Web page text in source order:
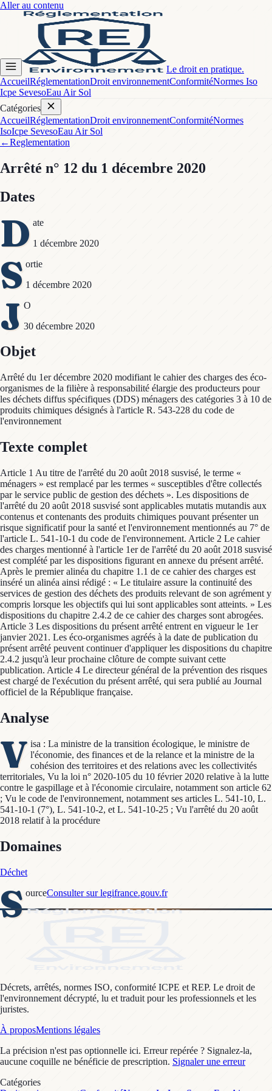
Aller au contenu
Le droit en pratique.
AccueilRéglementationDroit environnementConformitéNormes Iso
Icpe SevesoEau Air Sol
Catégories
AccueilRéglementationDroit environnementConformitéNormes
IsoIcpe SevesoEau Air Sol
←Reglementation
Arrêté n° 12 du 1 décembre 2020
Dates
D ate
1 décembre 2020
S ortie
1 décembre 2020
J O
30 décembre 2020
Objet
Arrêté du 1er décembre 2020 modifiant le cahier des charges des éco-
organismes de la filière à responsabilité élargie des producteurs pour
les déchets diffus spécifiques (DDS) ménagers des catégories 3 à 10 de
produits chimiques désignés à l'article R. 543-228 du code de
l'environnement
Texte complet
Article 1 Au titre de l'arrêté du 20 août 2018 susvisé, le terme «
ménagers » est remplacé par les termes « susceptibles d'être collectés
par le service public de gestion des déchets ». Les dispositions de
l'arrêté du 20 août 2018 susvisé sont applicables mutatis mutandis aux
contenus et contenants des produits chimiques pouvant présenter un
risque significatif pour la santé et l'environnement mentionnés au 7° de
l'article L. 541-10-1 du code de l'environnement. Article 2 Le cahier
des charges mentionné à l'article 1er de l'arrêté du 20 août 2018 susvisé
est complété par les dispositions figurant en annexe du présent arrêté.
Après le premier alinéa du chapitre 1.1 de ce cahier des charges est
inséré un alinéa ainsi rédigé : « Le titulaire assure la continuité des
services de gestion des déchets des produits relevant de son agrément y
compris lorsque les objectifs qui lui sont applicables sont atteints. » Les
dispositions du chapitre 2.4.2 de ce cahier des charges sont abrogées.
Article 3 Les dispositions du présent arrêté entrent en vigueur le 1er
janvier 2021. Les éco-organismes agréés à la date de publication du
présent arrêté peuvent continuer d'appliquer les dispositions du chapitre
2.4.2 jusqu'à leur prochaine clôture de compte suivant cette
publication. Article 4 Le directeur général de la prévention des risques
est chargé de l'exécution du présent arrêté, qui sera publié au Journal
officiel de la République française.
Analyse
V isa : La ministre de la transition écologique, le ministre de
l'économie, des finances et de la relance et la ministre de la
cohésion des territoires et des relations avec les collectivités
territoriales, Vu la loi n° 2020-105 du 10 février 2020 relative à la lutte
contre le gaspillage et à l'économie circulaire, notamment son article 62
; Vu le code de l'environnement, notamment ses articles L. 541-10, L.
541-10-1 (7°), L. 541-10-2, et L. 541-10-25 ; Vu l'arrêté du 20 août
2018 relatif à la procédure
Domaines
Déchet
S ourceConsulter sur legifrance.gouv.fr
Décrets, arrêtés, normes ISO, conformité ICPE et REP. Le droit de
l'environnement décrypté, lu et traduit pour les professionnels et les
juristes.
À proposMentions légales
La précision n'est pas optionnelle ici. Erreur repérée ? Signalez-la,
aucune coquille ne bénéficie de prescription. Signaler une erreur
Catégories